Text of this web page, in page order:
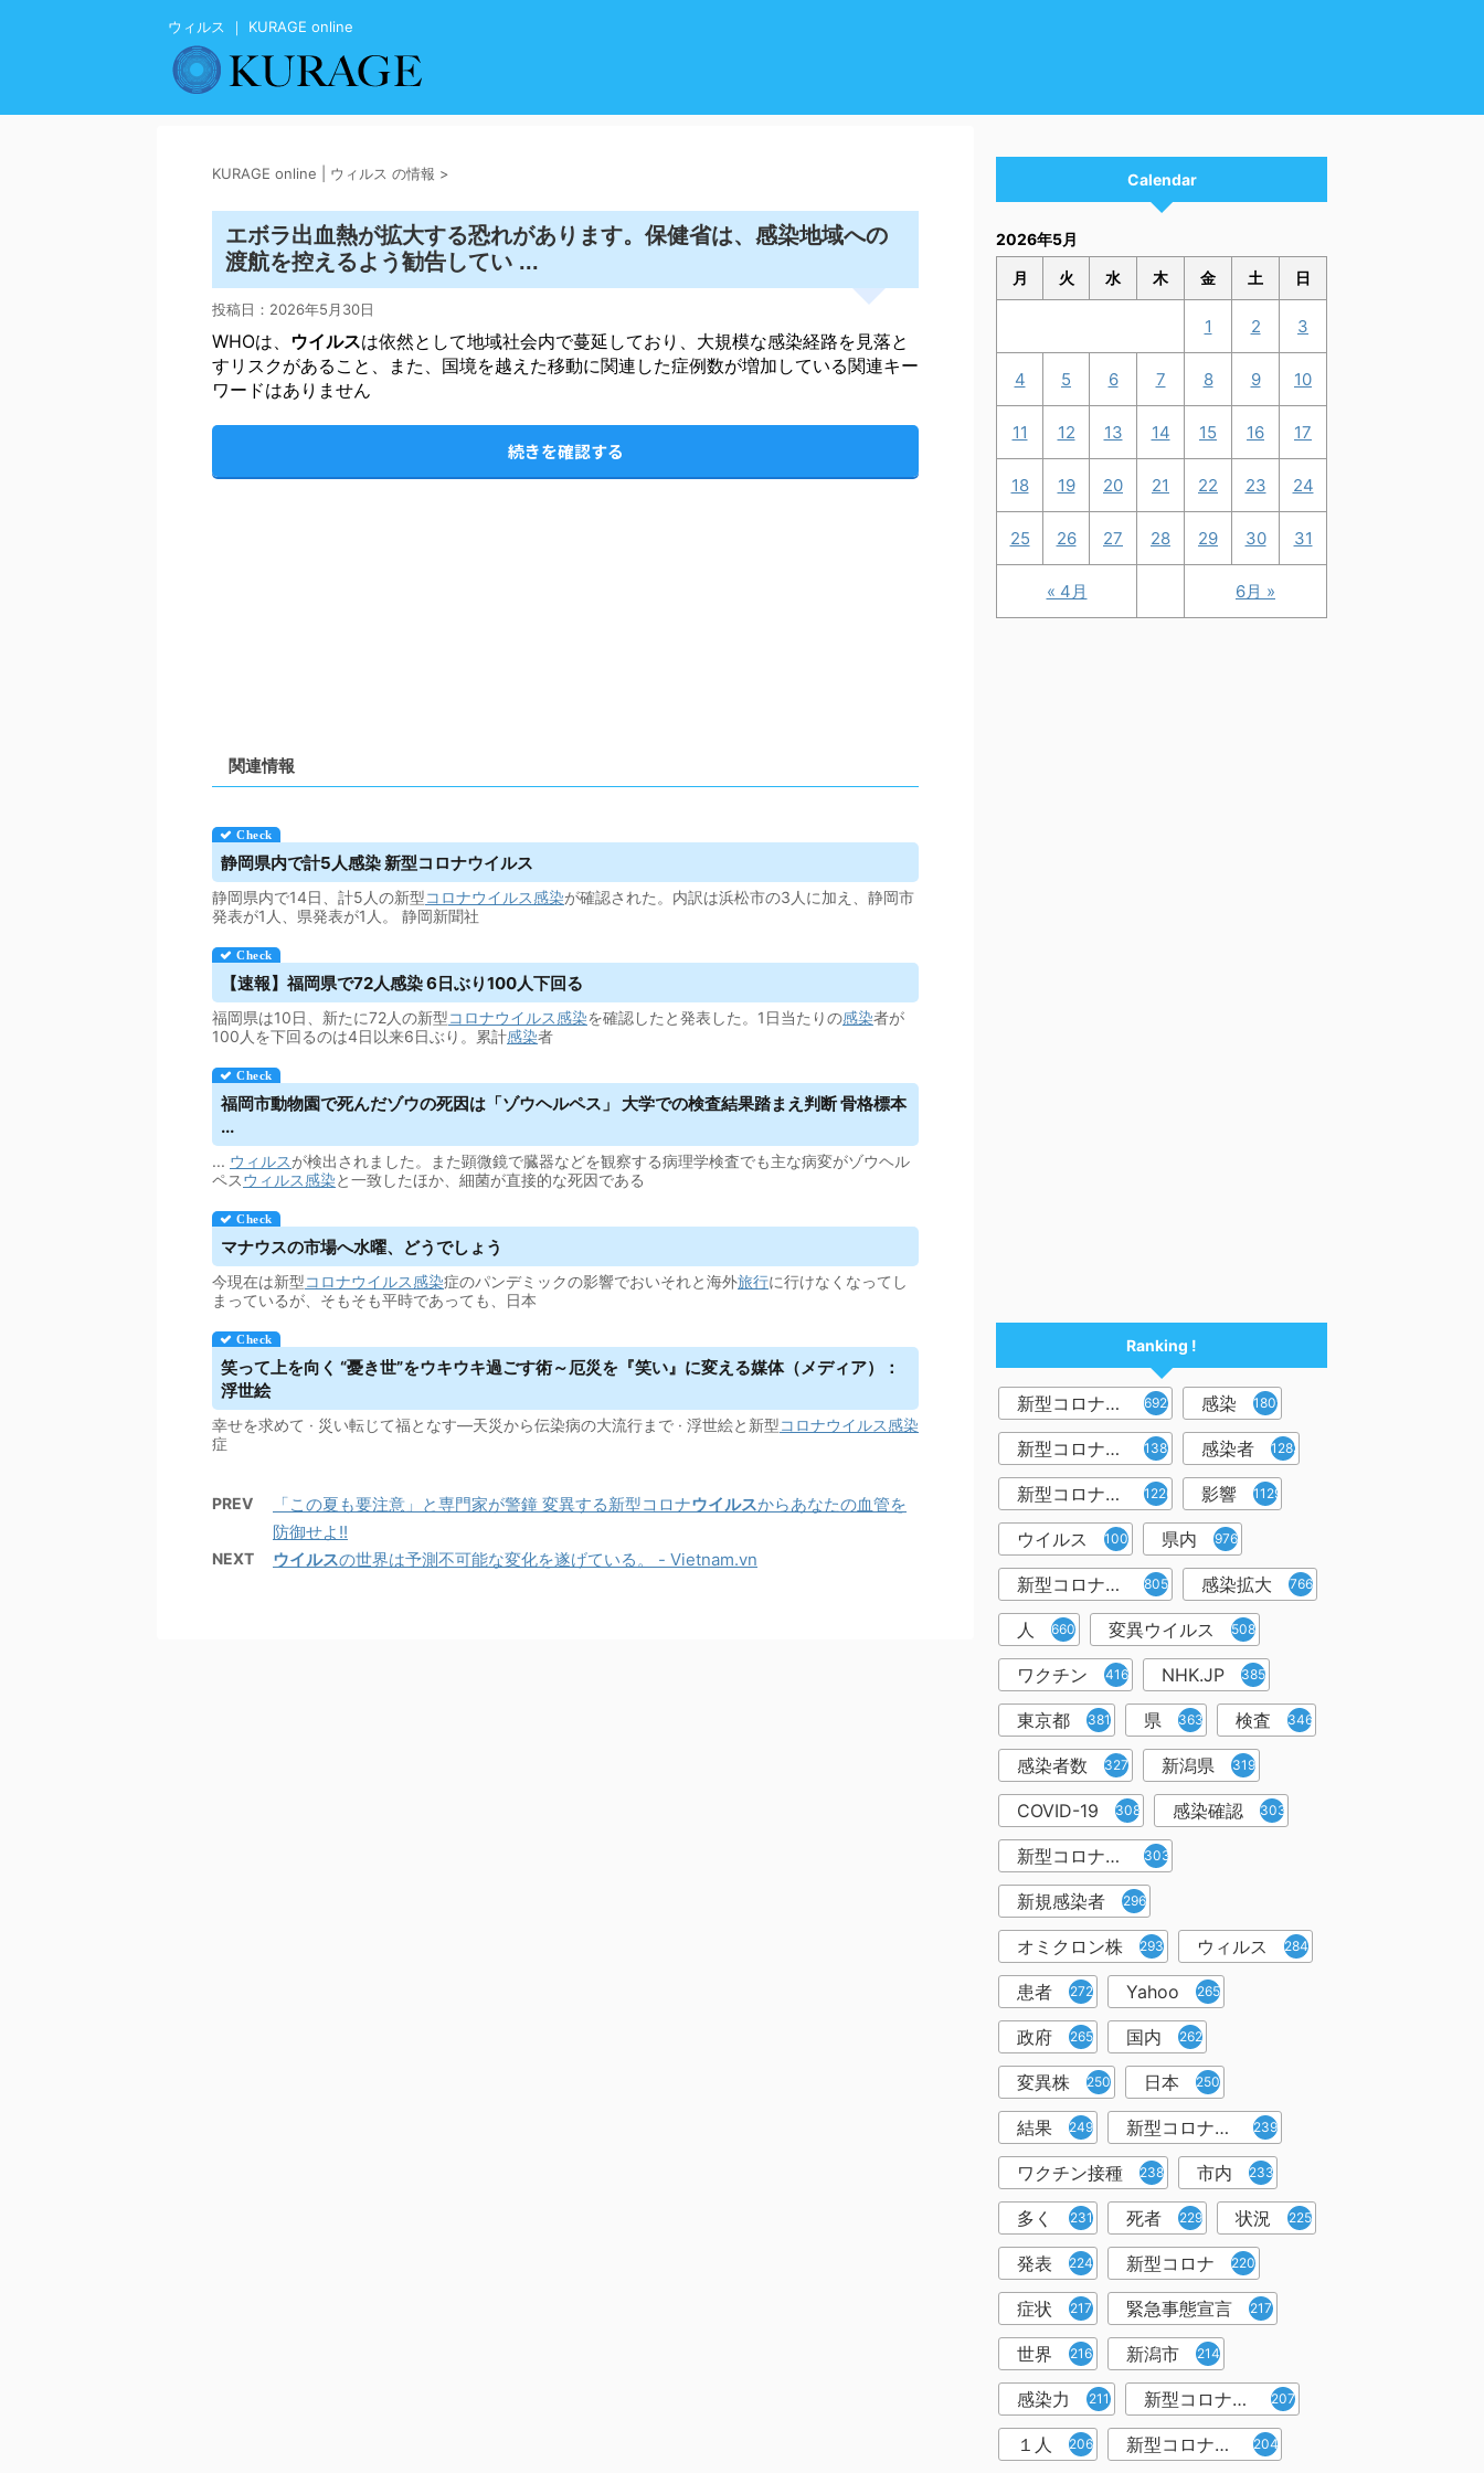
ウィルス ｜ KURAGE online
KURAGE online | ウィルス の情報 >
エボラ出血熱が拡大する恐れがあります。保健省は、感染地域への
渡航を控えるよう勧告してい ...
投稿日： 2026年5月30日
WHOは、 ウイルスは依然として地域社会内で蔓延しており、大規模な感染経路を見落と
すリスクがあること、また、国境を越えた移動に関連した症例数が増加している関連キー
ワードはありません
続きを確認する
関連情報
静岡県内で計5人感染 新型コロナウイルス
静岡県内で14日、計5人の新型コロナウイルス感染が確認された。内訳は浜松市の3人に加え、静岡市
発表が1人、県発表が1人。 静岡新聞社
【速報】福岡県で72人感染 6日ぶり100人下回る
福岡県は10日、新たに72人の新型コロナウイルス感染を確認したと発表した。1日当たりの感染者が
100人を下回るのは4日以来6日ぶり。累計感染者
福岡市動物園で死んだゾウの死因は「ゾウヘルペス」 大学での検査結果踏まえ判断 骨格標本
...
... ウィルスが検出されました。また顕微鏡で臓器などを観察する病理学検査でも主な病変がゾウヘル
ペスウィルス感染と一致したほか、細菌が直接的な死因である
マナウスの市場へ水曜、どうでしょう
今現在は新型コロナウイルス感染症のパンデミックの影響でおいそれと海外旅行に行けなくなってし
まっているが、そもそも平時であっても、日本
笑って上を向く “憂き世”をウキウキ過ごす術～厄災を『笑い』に変える媒体（メディア）：
浮世絵
幸せを求めて · 災い転じて福となす―天災から伝染病の大流行まで · 浮世絵と新型コロナウイルス感染
症
PREV 「この夏も要注意」と専門家が警鐘 変異する新型コロナウイルスからあなたの血管を
防御せよ!!
NEXT ウイルスの世界は予測不可能な変化を遂げている。 - Vietnam.vn
Calendar
2026年5月
月 火 水 木 金 土 日
« 4月 6月 »
1 2 3
4 5 6 7 8 9 10
11 12 13 14 15 16 17
18 19 20 21 22 23 24
25 26 27 28 29 30 31
Ranking !
新型コロナウイルス 6921 感染 1809
新型コロナウィルス 1382 感染者 1283
新型コロナウイルス感染症 1226 影響 1129
ウイルス 1001 県内 976
新型コロナウイルス感染 805 感染拡大 766
人 660 変異ウイルス 508
ワクチン 416 NHK.JP 385
東京都 381 県 363 検査 346
感染者数 327 新潟県 319
COVID-19 308 感染確認 303
新型コロナウィルス感染症 303
新規感染者 296
オミクロン株 293 ウィルス 284
患者 272 Yahoo 265
政府 265 国内 262
変異株 250 日本 250
結果 249 新型コロナウイルスワクチン 239
ワクチン接種 238 市内 233
多く 231 死者 229 状況 225
発表 224 新型コロナ 220
症状 217 緊急事態宣言 217
世界 216 新潟市 214
感染力 211 新型コロナウイルス感染者 207
１人 206 新型コロナウイルス対策 204